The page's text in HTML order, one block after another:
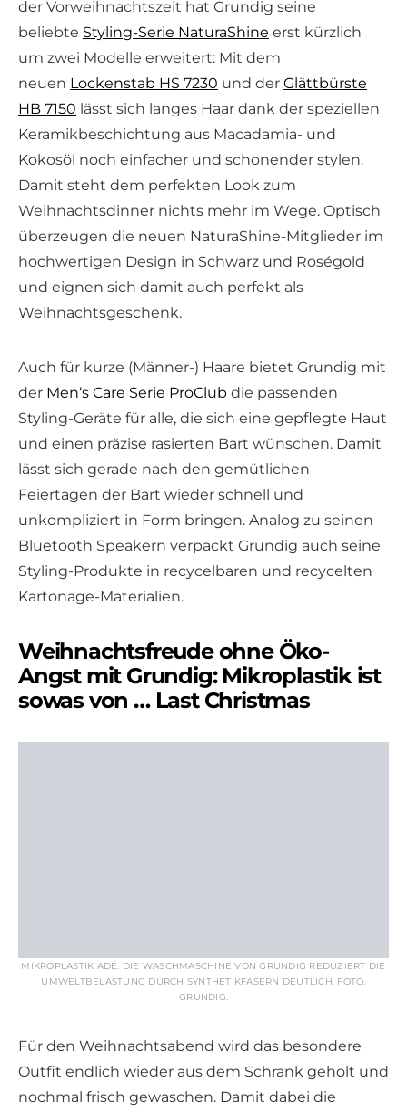
der Vorweihnachtszeit hat Grundig seine
beliebte Styling-Serie NaturaShine erst kürzlich
um zwei Modelle erweitert: Mit dem
neuen Lockenstab HS 7230 und der Glättbürste
HB 7150 lässt sich langes Haar dank der speziellen
Keramikbeschichtung aus Macadamia- und
Kokosöl noch einfacher und schonender stylen.
Damit steht dem perfekten Look zum
Weihnachtsdinner nichts mehr im Wege. Optisch
überzeugen die neuen NaturaShine-Mitglieder im
hochwertigen Design in Schwarz und Roségold
und eignen sich damit auch perfekt als
Weihnachtsgeschenk.
Auch für kurze (Männer-) Haare bietet Grundig mit
der Men‘s Care Serie ProClub die passenden
Styling-Geräte für alle, die sich eine gepflegte Haut
und einen präzise rasierten Bart wünschen. Damit
lässt sich gerade nach den gemütlichen
Feiertagen der Bart wieder schnell und
unkompliziert in Form bringen. Analog zu seinen
Bluetooth Speakern verpackt Grundig auch seine
Styling-Produkte in recycelbaren und recycelten
Kartonage-Materialien.
Weihnachtsfreude ohne Öko-
Angst mit Grundig: Mikroplastik ist
sowas von … Last Christmas
MIKROPLASTIK ADÉ: DIE WASCHMASCHINE VON GRUNDIG REDUZIERT DIE
UMWELTBELASTUNG DURCH SYNTHETIKFASERN DEUTLICH. FOTO.
GRUNDIG.
Für den Weihnachtsabend wird das besondere
Outfit endlich wieder aus dem Schrank geholt und
nochmal frisch gewaschen. Damit dabei die